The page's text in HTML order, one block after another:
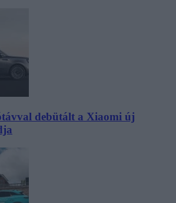
debütált a Xiaomi új